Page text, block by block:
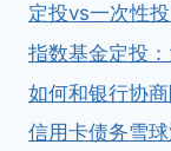
定投vs一次性
指数基金定投
如何和银行协
信用卡债务雪